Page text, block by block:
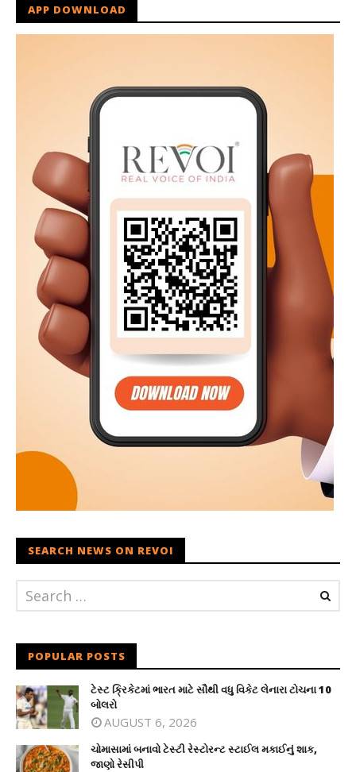
APP DOWNLOAD
SEARCH NEWS ON REVOI
POPULAR POSTS
ટેસ્ટ ક્રિકેટમાં ભારત માટે સૌથી વધુ વિકેટ લેનારા ટોચના 10
બોલરો
AUGUST 6, 2026
ચોમાસામાં બનાવો ટેસ્ટી રેસ્ટોરન્ટ સ્ટાઈલ મકાઈનું શાક,
જાણો રેસીપી